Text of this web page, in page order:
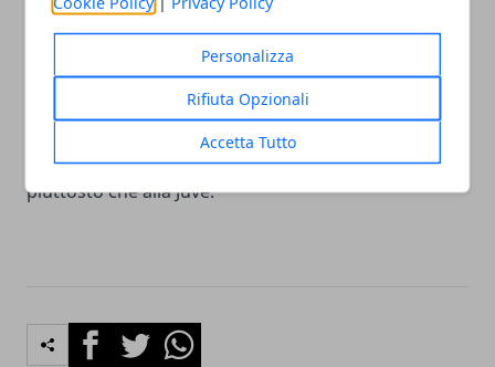
Personalizza
Rifiuta Opzionali
Accetta Tutto
Biraghi alla Fiorentina: in realtà, la somma per
questo trasferimento non sarebbe altro che un vero
e proprio anticipo sull’acquisto di Chiesa, che, però,
dovrebbe concretizzarsi nel corso della prossima
estate. Adesso la mossa spetta alla Fiorentina, che
certamente cederebbe più volentieri Chiesa all’Inter
piuttosto che alla Juve.
FacebookTwitterWhatsapp